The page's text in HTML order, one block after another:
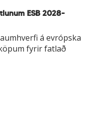
ESB 2028-
á evrópska
fyrir fatlað